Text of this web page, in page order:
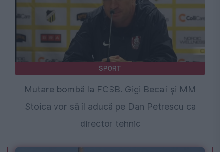
SPORT
Mutare bombă la FCSB. Gigi Becali și MM
Stoica vor să îl aducă pe Dan Petrescu ca
director tehnic